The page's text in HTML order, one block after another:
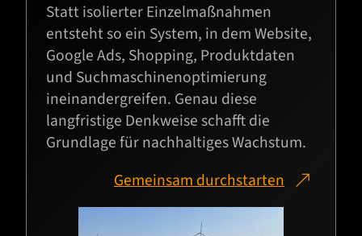
Statt isolierter Einzelmaßnahmen
entsteht so ein System, in dem Website,
Google Ads, Shopping, Produktdaten
und Suchmaschinenoptimierung
ineinandergreifen. Genau diese
langfristige Denkweise schafft die
Grundlage für nachhaltiges Wachstum.
Gemeinsam durchstarten